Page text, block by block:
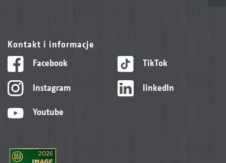
Kontakt i informacje
Facebook
Instagram
Youtube
TikTok
linkedIn